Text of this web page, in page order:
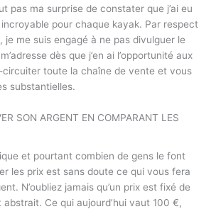
pas ma surprise de constater que j’ai eu
pour chaque kayak. Par respect
me suis engagé à ne pas divulguer le
dès que j’en ai l’opportunité aux
toute la chaîne de vente et vous
substantielles.
SON ARGENT EN COMPARANT LES
et pourtant combien de gens le font
les prix est sans doute ce qui vous fera
N’oubliez jamais qu’un prix est fixé de
Ce qui aujourd’hui vaut 100 €,